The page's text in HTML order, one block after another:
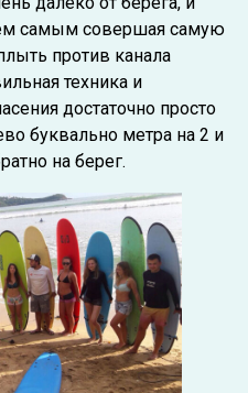
самым совершая самую
против канала
техника и
достаточно просто
буквально метра на 2 и
на берег.